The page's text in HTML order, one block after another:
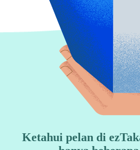
Ketahui pelan di